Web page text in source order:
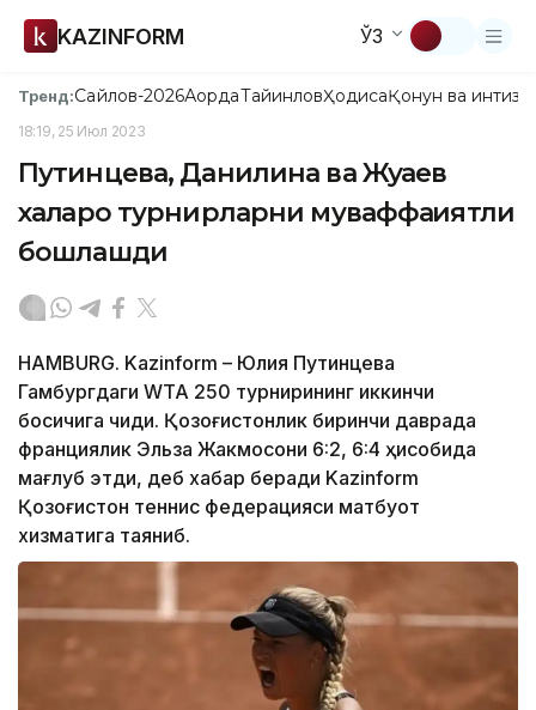
KAZINFORM ЎЗ
Тренд:Сайлов-2026АқордаТайинловҲодисаҚонун ва
18:19, 25 Июл 2023
Путинцева, Данилина ва Жуқаев
халқаро турнирларни муваффақиятли
бошлашди
HAMBURG. Kazinform – Юлия Путинцева
Гамбургдаги WТА 250 турнирининг иккинчи
босқичига чиқди. Қозоғистонлик биринчи даврада
франциялик Эльза Жакмосони 6:2, 6:4 ҳисобида
мағлуб этди, деб хабар беради Kazinform
Қозоғистон теннис федерацияси матбуот
хизматига таяниб.